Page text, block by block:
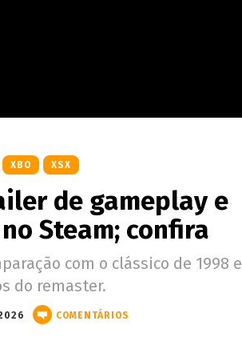
XBO XSX
de gameplay e
Steam; confira
com o clássico de 1998 e
do remaster.
COMENTÁRIOS